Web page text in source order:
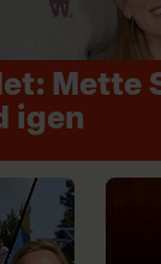
Mette
igen